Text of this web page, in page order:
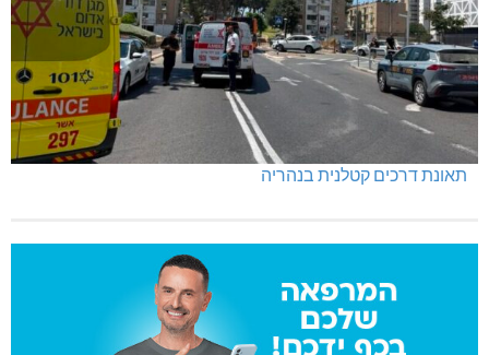
תאונת דרכים קטלנית בנהריה